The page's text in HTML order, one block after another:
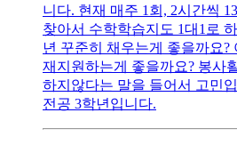
니다. 현재 매주 1회, 2시간씩
찾아서 수학학습지도 1대1로
년 꾸준히 채우는게 좋을까요?
재지원하는게 좋을까요? 봉사
하지않다는 말을 들어서 고민
전공 3학년입니다.